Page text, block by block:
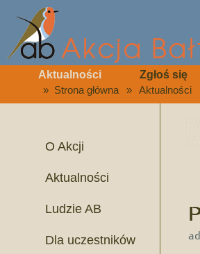
Aktualności Zgłoś się
» Strona główna » Aktualności
O Akcji
Aktualności
Ludzie AB
Dla uczestników